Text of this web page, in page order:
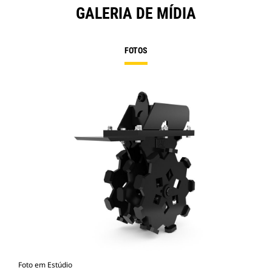
GALERIA DE MÍDIA
FOTOS
Foto em Estúdio